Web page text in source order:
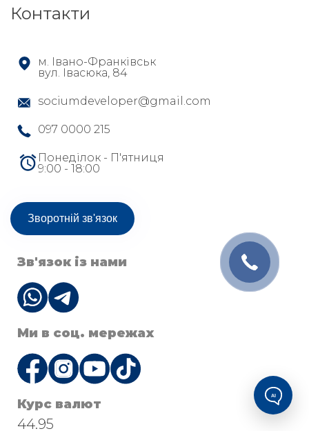
Контакти
м. Івано-Франківськ
вул. Івасюка, 84
sociumdeveloper@gmail.com
097 0000 215
Понеділок - П'ятниця
9:00 - 18:00
Зворотній зв'язок
Зв'язок із нами
Ми в соц. мережах
Курс валют
44.95
AI